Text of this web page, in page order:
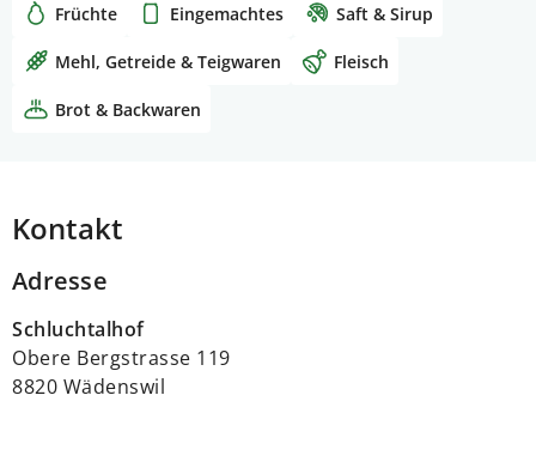
Früchte Eingemachtes Saft & Sirup
Mehl, Getreide & Teigwaren Fleisch
Brot & Backwaren
Kontakt
Adresse
Schluchtalhof
Obere Bergstrasse 119
8820 Wädenswil